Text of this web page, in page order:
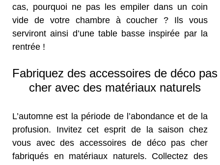
cas, pourquoi ne pas les empiler dans un coin
vide de votre chambre à coucher ? Ils vous
serviront ainsi d’une table basse inspirée par la
rentrée !
Fabriquez des accessoires de déco pas
cher avec des matériaux naturels
L’automne est la période de l’abondance et de la
profusion. Invitez cet esprit de la saison chez
vous avec des accessoires de déco pas cher
fabriqués en matériaux naturels. Collectez des